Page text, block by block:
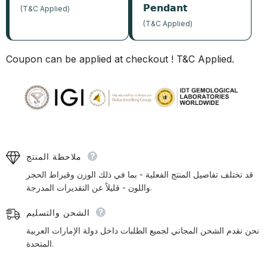
(T&C Applied)
𝗣𝗲𝗻𝗱𝗮𝗻𝘁
(T&C Applied)
Coupon can be applied at checkout ! T&C Applied.
ملاحظة المنتج
قد تختلف تفاصيل المنتج الفعلية - بما في ذلك الوزن وقيراط الحجر
واللون - قليلاً عن التقديرات المدرجة.
الشحن والتسليم
نحن نقدم الشحن المجاني لجميع الطلبات داخل دولة الإمارات العربية
المتحدة.